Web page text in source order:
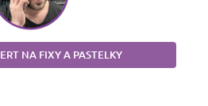
NA FIXY A PASTELKY